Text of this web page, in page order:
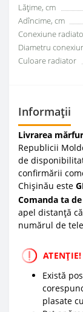
Lățime, cm
Adîncime, cm
Conexiune
Diametru
Culoare radiator
Informații
Livrarea
Republicii
de
confirmării
Chișinău este
Comanda ta
apel distanță
numărul de
ATENȚIE!
Există
plasate